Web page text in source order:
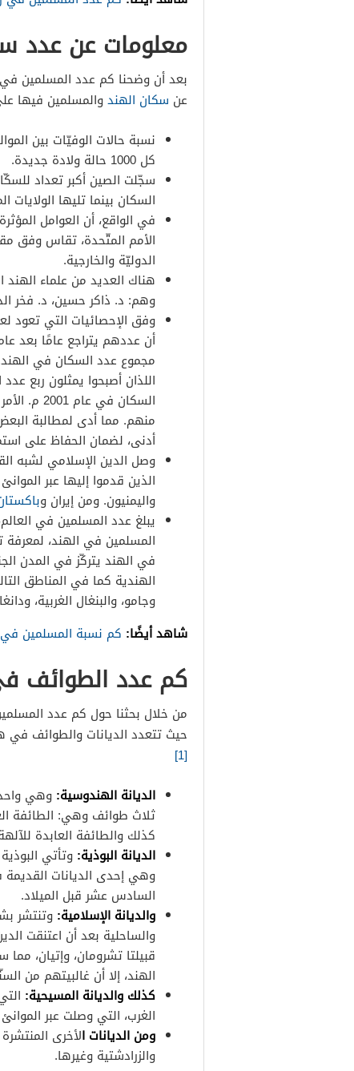
معلومات عن عدد
عن سكان الهندوالمسلمين فيها
كل 1000 حالة ولادة جديدة.
سجّلت الصين أكبر تعداد
السكان بينما تليها الولايات
في الواقع، أن العوامل
الأمم المتّحدة، تقاس وفق
الدوليّة والخارجية.
هناك العديد من علماء الهند
وهم: د. ذاكر حسين، د. فخر
مجموع عدد السكان في
السكان
منهم. مما أدى لمطالبة
أدنى، لضمان الحفاظ على
وصل الدين الإسلامي لشبه
الذين قدموا إليها عبر
واليمنيون. ومن إيران و
يبلغ عدد المسلمين في
المسلمين في الهند،
في الهند يتركّز في المدن
الهندية كما في المناطق
وجامو، والبنغال الغربية،
شاهد أيضًا: كم نسبة المسلمين في
كم عدد الطوائف في
حيث تتعدد الديانات والطوائف في هذه البلاد والتي
[1]
الديانة الهندوسية: وهي
ثلاث طوائف وهي: الطائفة
كذلك والطائفة العابدة
الديانة البوذية: وتأتي
وهي إحدى الديانات القديمة
السادس عشر قبل الميلاد.
والديانة الإسلامية: وتنتشر
والساحلية بعد أن اعتنقت
قبيلتا تشرومان، وإتيان،
الهند، إلا أن غالبيتهم من
كذلك والديانة المسيحية:
الغرب، التي وصلت عبر
ومن الديانات الأخرى
والزرادشتية وغيرها.